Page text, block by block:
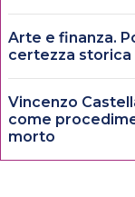
Arte e finanza.
certezza storica
Vincenzo
come
morto